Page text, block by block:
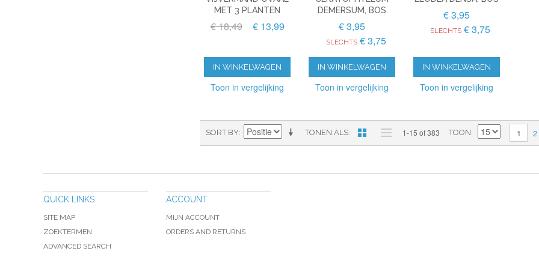
MET 3 PLANTEN
€ 18,49 € 13,99
IN WINKELWAGEN
Toon in vergelijking
DEMERSUM, BOS
€ 3,95
SLECHTS € 3,75
IN WINKELWAGEN
Toon in vergelijking
€ 3,95
SLECHTS € 3,75
IN WINKELWAGEN
Toon in vergelijking
TONEN ALS
SORT BY 1-15 of 383 TOON 1 2
QUICK LINKS
SITE MAP
ZOEKTERMEN
ADVANCED SEARCH
ACCOUNT
MIJN ACCOUNT
ORDERS AND RETURNS